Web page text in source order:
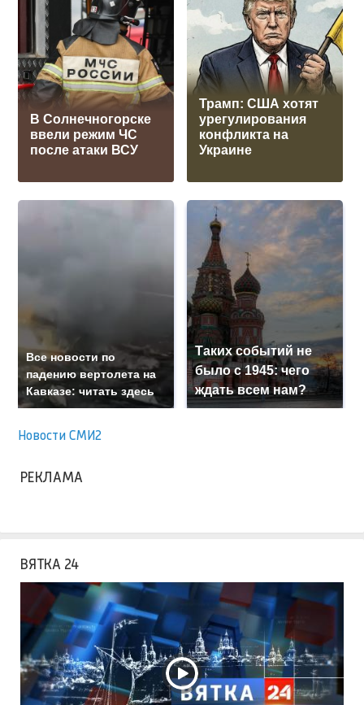
В Солнечногорске
ввели режим ЧС
после атаки ВСУ
Трамп: США хотят
урегулирования
конфликта на
Украине
Все новости по
падению вертолета на
Кавказе: читать здесь
Таких событий не
было с 1945: чего
ждать всем нам?
Новости СМИ2
РЕКЛАМА
ВЯТКА 24